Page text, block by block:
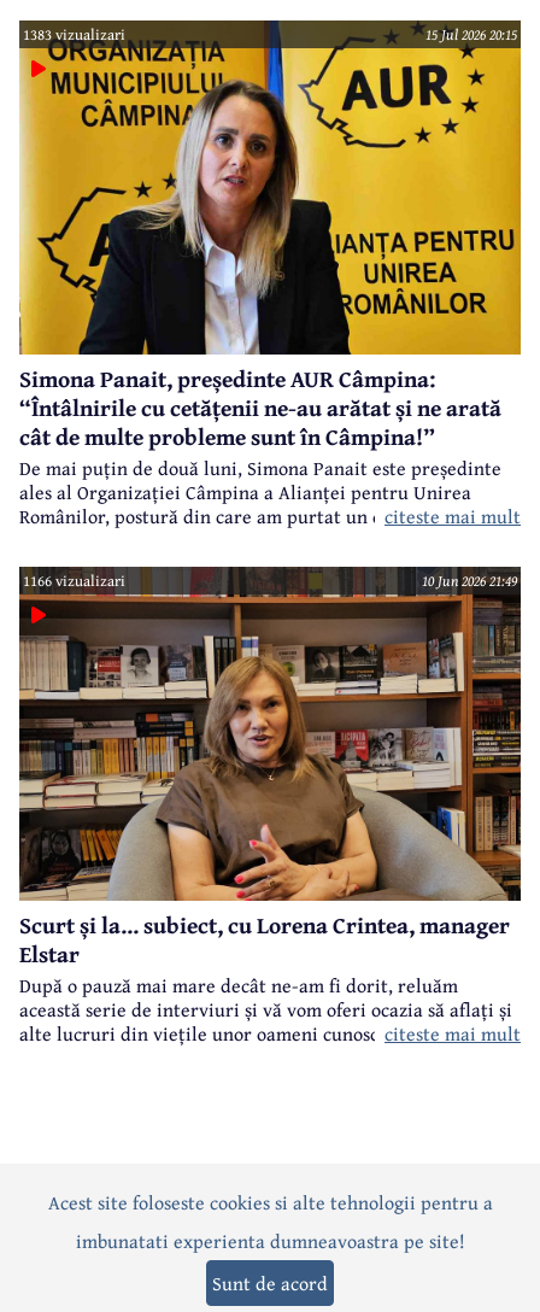
promoție incredibilă în care oferă orice produs consacrat
deja cu un cost peste 15 lei, cadou la 15 lei, doar marți, 4
august, până la ora 15.00, în limita stocului.În spatele
acestui succes se află perseverență și calitate a unor
produse excepționale și dorința de a oferi clienților o
calitate constantă la cele mai înalte standarde.
1383 vizualizari 15 Jul 2026 20:15
Simona Panait, președinte AUR Câmpina:
“Întâlnirile cu cetățenii ne-au arătat și ne arată
cât de multe probleme sunt în Câmpina!”
De mai puțin de două luni, Simona Panait este președinte
ales al Organizației Câmpina a Alianței pentru Unirea
Românilor, postură din care am purtat un dialog despre
formațiuni politice.
citeste mai mult
1166 vizualizari 10 Jun 2026 21:49
Scurt și la... subiect, cu Lorena Crintea, manager
Elstar
După o pauză mai mare decât ne-am fi dorit, reluăm
această serie de interviuri și vă vom oferi ocazia să aflați și
alte lucruri din viețile unor oameni cunoscuți din Câmpina.
citeste mai mult
ActualitatePoliticăSocialEvenimentInterviuri
Editorial Sport Anunțuri
Acest site foloseste cookies si alte tehnologii pentru a
imbunatati experienta dumneavoastra pe site!
Sunt de acord